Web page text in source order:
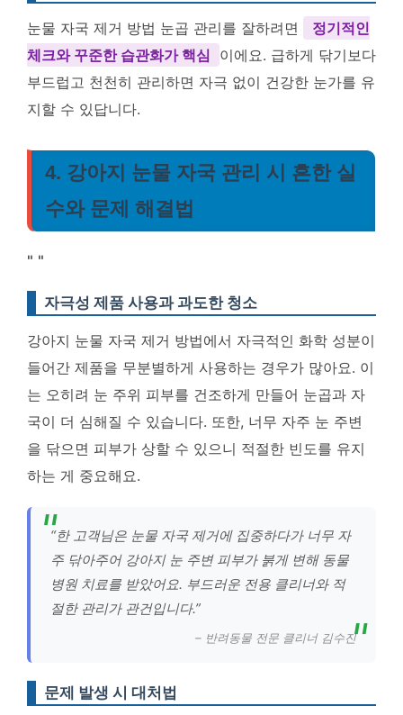
눈물 자국 제거 방법 눈곱 관리를 잘하려면
정기적인
체크와 꾸준한 습관화가 핵심 이에요. 급하게 닦기보다
부드럽고 천천히 관리하면 자극 없이 건강한 눈가를 유
지할 수 있답니다.
4. 강아지 눈물 자국 관리 시 흔한 실
수와 문제 해결법
" "
자극성 제품 사용과 과도한 청소
강아지 눈물 자국 제거 방법에서 자극적인 화학 성분이
들어간 제품을 무분별하게 사용하는 경우가 많아요. 이
는 오히려 눈 주위 피부를 건조하게 만들어 눈곱과 자
국이 더 심해질 수 있습니다. 또한, 너무 자주 눈 주변
을 닦으면 피부가 상할 수 있으니 적절한 빈도를 유지
하는 게 중요해요.
“한 고객님은 눈물 자국 제거에 집중하다가 너무 자
주 닦아주어 강아지 눈 주변 피부가 붉게 변해 동물
병원 치료를 받았어요. 부드러운 전용 클리너와 적
절한 관리가 관건입니다.”
– 반려동물 전문 클리너 김수진
문제 발생 시 대처법